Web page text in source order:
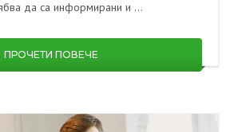
да са информирани и …
ПРОЧЕТИ ПОВЕЧЕ